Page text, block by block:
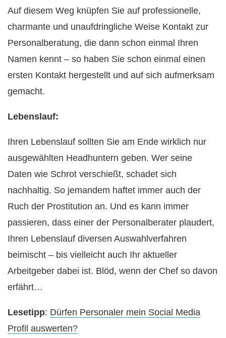
Auf diesem Weg knüpfen Sie auf professionelle,
charmante und unaufdringliche Weise Kontakt zur
Personalberatung, die dann schon einmal Ihren
Namen kennt – so haben Sie schon einmal einen
ersten Kontakt hergestellt und auf sich aufmerksam
gemacht.
Lebenslauf:
Ihren Lebenslauf sollten Sie am Ende wirklich nur
ausgewählten Headhuntern geben. Wer seine
Daten wie Schrot verschießt, schadet sich
nachhaltig. So jemandem haftet immer auch der
Ruch der Prostitution an. Und es kann immer
passieren, dass einer der Personalberater plaudert,
Ihren Lebenslauf diversen Auswahlverfahren
beimischt – bis vielleicht auch Ihr aktueller
Arbeitgeber dabei ist. Blöd, wenn der Chef so davon
erfährt…
Lesetipp: Dürfen Personaler mein Social Media
Profil auswerten?